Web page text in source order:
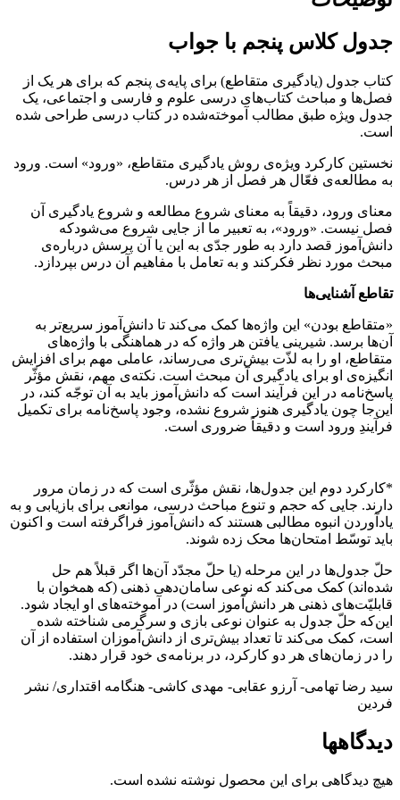
جدول کلاس پنجم با جواب
کتاب جدول (یادگیری متقاطع) برای پایه‌ی پنجم که برای هر یک از
فصل‌ها و مباحث کتاب‌های درسی علوم و فارسی و اجتماعی، یک
جدول ویژه طبق مطالب آموخته‌شده در کتاب‌ درسی طراحی شده
است.
نخستین کارکرد ویژه‌ی روش یادگیری متقاطع، «ورود» است. ورود
به مطالعه‌ی فعّال هر فصل از هر درس.
معنای ورود، دقیقاً به معنای شروع مطالعه و شروع یادگیری آن
فصل نیست. «ورود»، به تعبیر ما از جایی شروع می‌شودکه
دانش‌آموز قصد دارد به طور جدّی به این یا آن پرسش درباره‌ی
مبحث مورد نظر فکرکند و به تعامل با مفاهیم آن درس بپردازد.
تقاطع آشنایی‌ها
«متقاطع بودن» این واژه‌ها کمک می‌کند تا دانش‌‌آموز سریع‌تر به
آن‌ها برسد. شیرینی یافتن هر واژه که در هماهنگی با واژه‌های
متقاطع، او را به لذّت بیش‌تری می‌رساند، عاملی مهم برای افزایش
انگیزه‌ی او برای یادگیری آن مبحث است. نکته‌ی مهم، نقش مؤثّر
پاسخ‌نامه در این فرآیند است که دانش‌آموز باید به آن توجّه کند، در
این‌جا چون یادگیری هنوز شروع نشده، وجود پاسخ‌نامه برای تکمیل
فرآیندِ ورود است و دقیقاً ضروری است.
*کارکرد دوم این جدول‌ها، نقش مؤثّری است که در زمان مرور
دارند. جایی که حجم و تنوع مباحث درسی، موانعی برای بازیابی و به
یادآوردن انبوه مطالبی هستند که دانش‌آموز فراگرفته است و اکنون
باید توسّط امتحان‌ها محک زده شوند.
حلّ جدول‌ها در این مرحله (یا حلّ مجدّد آن‌ها اگر قبلاً هم حل
شده‌اند) کمک می‌کند که نوعی سامان‌دهی‌ ذهنی (که همخوان با
قابلیّت‌های ذهنی هر دانش‌آموز است) در آموخته‌های او ایجاد شود.
این‌که حلّ جدول به عنوان نوعی بازی و سرگرمی شناخته شده
است، کمک می‌کند تا تعداد بیش‌تری از دانش‌آموزان استفاده از آن
را در زمان‌های هر دو کارکرد، در برنامه‌ی خود قرار دهند.
سید رضا تهامی- آرزو عقابی- مهدی کاشی- هنگامه اقتداری/ نشر
فردین
دیدگاهها
هیچ دیدگاهی برای این محصول نوشته نشده است.